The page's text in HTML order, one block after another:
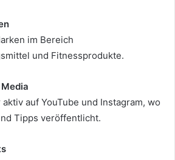
im Bereich
und Fitnessprodukte.
auf YouTube und Instagram, wo
Tipps veröffentlicht.